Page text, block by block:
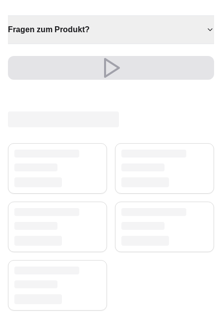
✔ Wertet jeden Raum mühelos auf
Versand & Service
Profitieren Sie von kostenlosem Versand und einem
Fragen zum Produkt?